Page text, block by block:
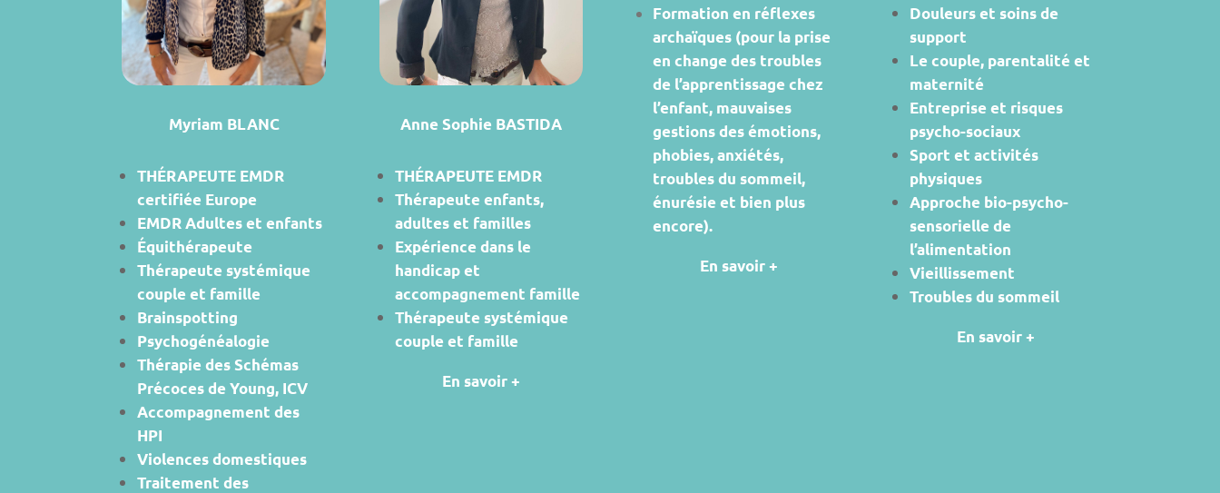
Myriam BLANC
THÉRAPEUTE EMDR
certifiée Europe
EMDR Adultes et enfants
Équithérapeute
Thérapeute systémique
couple et famille
Brainspotting
Psychogénéalogie
Thérapie des Schémas
Précoces de Young, ICV
Accompagnement des
HPI
Violences domestiques
Traitement des
Anne Sophie BASTIDA
THÉRAPEUTEEMDR
Thérapeute enfants,
adultes et familles
Expérience dans le
handicap et
accompagnement famille
Thérapeute systémique
couple et famille
En savoir +
Formation en réflexes
archaïques (pour la prise
en change des troubles
de l’apprentissage chez
l’enfant, mauvaises
gestions des émotions,
phobies, anxiétés,
troubles du sommeil,
énurésie et bien plus
encore).
En savoir +
Douleurs et soins de
support
Le couple, parentalité et
maternité
Entreprise et risques
psycho-sociaux
Sport et activités
physiques
Approche bio-psycho-
sensorielle de
l’alimentation
Vieillissement
Troubles du sommeil
En savoir +